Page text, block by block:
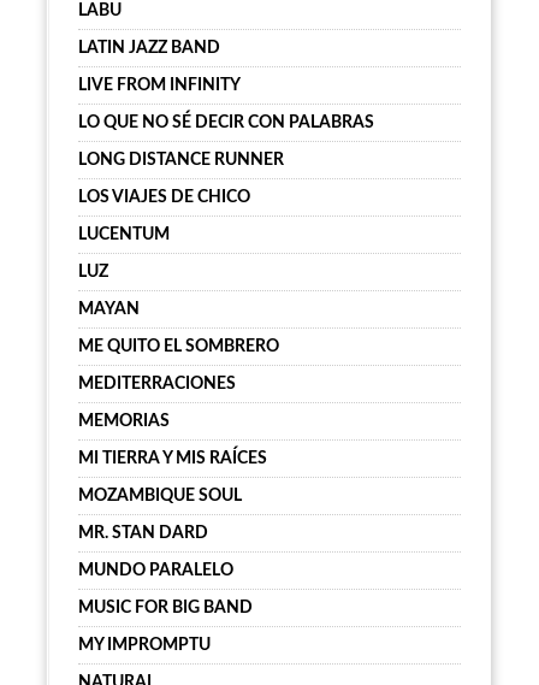
LABU
LATIN JAZZ BAND
LIVE FROM INFINITY
LO QUE NO SÉ DECIR CON PALABRAS
LONG DISTANCE RUNNER
LOS VIAJES DE CHICO
LUCENTUM
LUZ
MAYAN
ME QUITO EL SOMBRERO
MEDITERRACIONES
MEMORIAS
MI TIERRA Y MIS RAÍCES
MOZAMBIQUE SOUL
MR. STAN DARD
MUNDO PARALELO
MUSIC FOR BIG BAND
MY IMPROMPTU